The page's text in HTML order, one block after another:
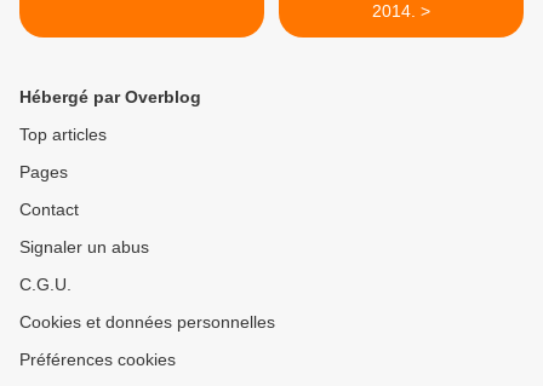
2014. >
Hébergé par Overblog
Top articles
Pages
Contact
Signaler un abus
C.G.U.
Cookies et données personnelles
Préférences cookies